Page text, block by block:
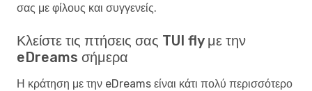
σας με φίλους και συγγενείς.
Κλείστε τις πτήσεις σας TUI fly με την
eDreams σήμερα
Η κράτηση με την eDreams είναι κάτι πολύ περισσότερο